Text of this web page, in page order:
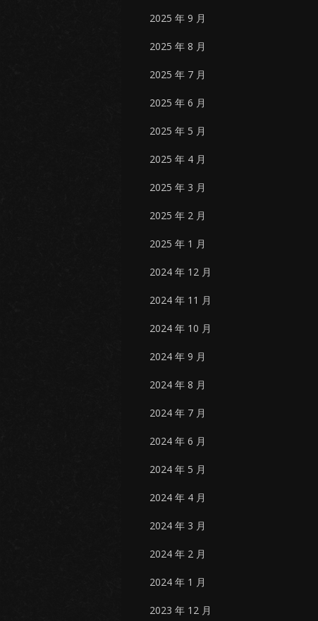
2025 年 9 月
2025 年 8 月
2025 年 7 月
2025 年 6 月
2025 年 5 月
2025 年 4 月
2025 年 3 月
2025 年 2 月
2025 年 1 月
2024 年 12 月
2024 年 11 月
2024 年 10 月
2024 年 9 月
2024 年 8 月
2024 年 7 月
2024 年 6 月
2024 年 5 月
2024 年 4 月
2024 年 3 月
2024 年 2 月
2024 年 1 月
2023 年 12 月